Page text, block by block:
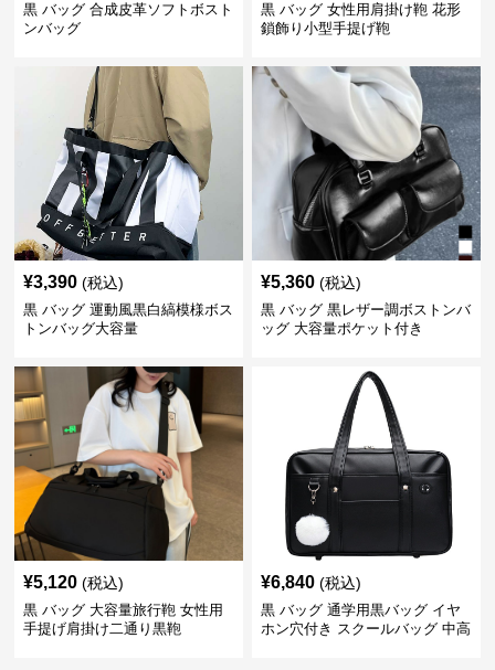
黒 バッグ 合成皮革ソフトボスト
ンバッグ
黒 バッグ 女性用肩掛け鞄 花形
鎖飾り小型手提げ鞄
¥3,390 (税込)
黒 バッグ 運動風黒白縞模様ボス
トンバッグ大容量
¥5,360 (税込)
黒 バッグ 黒レザー調ボストンバ
ッグ 大容量ポケット付き
¥5,120 (税込)
黒 バッグ 大容量旅行鞄 女性用
手提げ肩掛け二通り黒鞄
¥6,840 (税込)
黒 バッグ 通学用黒バッグ イヤ
ホン穴付き スクールバッグ 中高